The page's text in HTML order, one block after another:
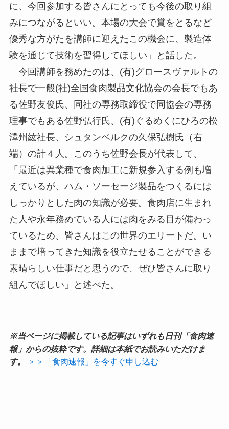
に、今回参加する皆さんにとっても今後の取り組
みにつながるといい。本場の大会で賞をとるなど
優秀な方がたを講師に迎えたこの機会に、製造体
験を通じて技術を習得してほしい」と話した。
今回講師を務めたのは、(有)グロースヴァルトの
社長で一般(社)全国食肉製品文化協会の会長でもあ
る佐野友俊氏、同社の専務取締役で同協会の専務
理事でもある佐野弘行氏、(有)ぐるめくにひろの松
澤州紘社長、シュタンベルクの久保弘樹氏（右
端）の計４人。このうち佐野会長が代表して、
「最近は異業種で食肉加工に新規参入する例も増
えているが、ハム・ソーセージ製品をつくるには
しっかりとした肉の知識が必要。食肉店に生まれ
た人や永年務めている人には肉をみる目が備わっ
ているため、皆さんはこの世界のエリートだ。い
ままで培ってきた知識を役立たせることができる
素晴らしい仕事だと思うので、ぜひ皆さんに取り
組んでほしい」と述べた。
※当ページに掲載している記事はいずれも日刊「食肉速
報」からの抜粋です。詳細は本紙でお読みいただけま
す。
＞＞「食肉速報」を今すぐ申し込む